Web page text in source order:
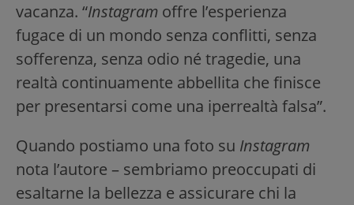
vacanza. “Instagram offre l’esperienza
fugace di un mondo senza conflitti, senza
sofferenza, senza odio né tragedie, una
realtà continuamente abbellita che finisce
per presentarsi come una iperrealtà falsa”.
Quando postiamo una foto su Instagram
nota l’autore – sembriamo preoccupati di
esaltarne la bellezza e assicurare chi la